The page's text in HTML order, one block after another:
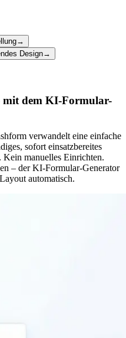
→
Design→
mit dem KI-Formular-
verwandelt eine einfache
sofort einsatzbereites
manuelles Einrichten.
– der KI-Formular-Generator
automatisch.